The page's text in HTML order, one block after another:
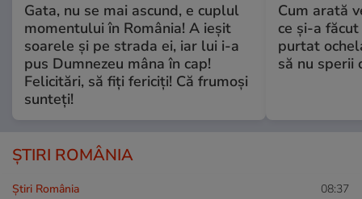
Gata, nu se mai ascund, e cuplul
momentului în România! A ieșit
soarele și pe strada ei, iar lui i-a
pus Dumnezeu mâna în cap!
Felicitări, să fiți fericiți! Că frumoși
sunteți!
Cum arată
ce și-a
purtat
să nu sperii
ȘTIRI ROMÂNIA
Știri România 08:37